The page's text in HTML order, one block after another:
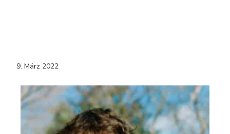
9. März 2022